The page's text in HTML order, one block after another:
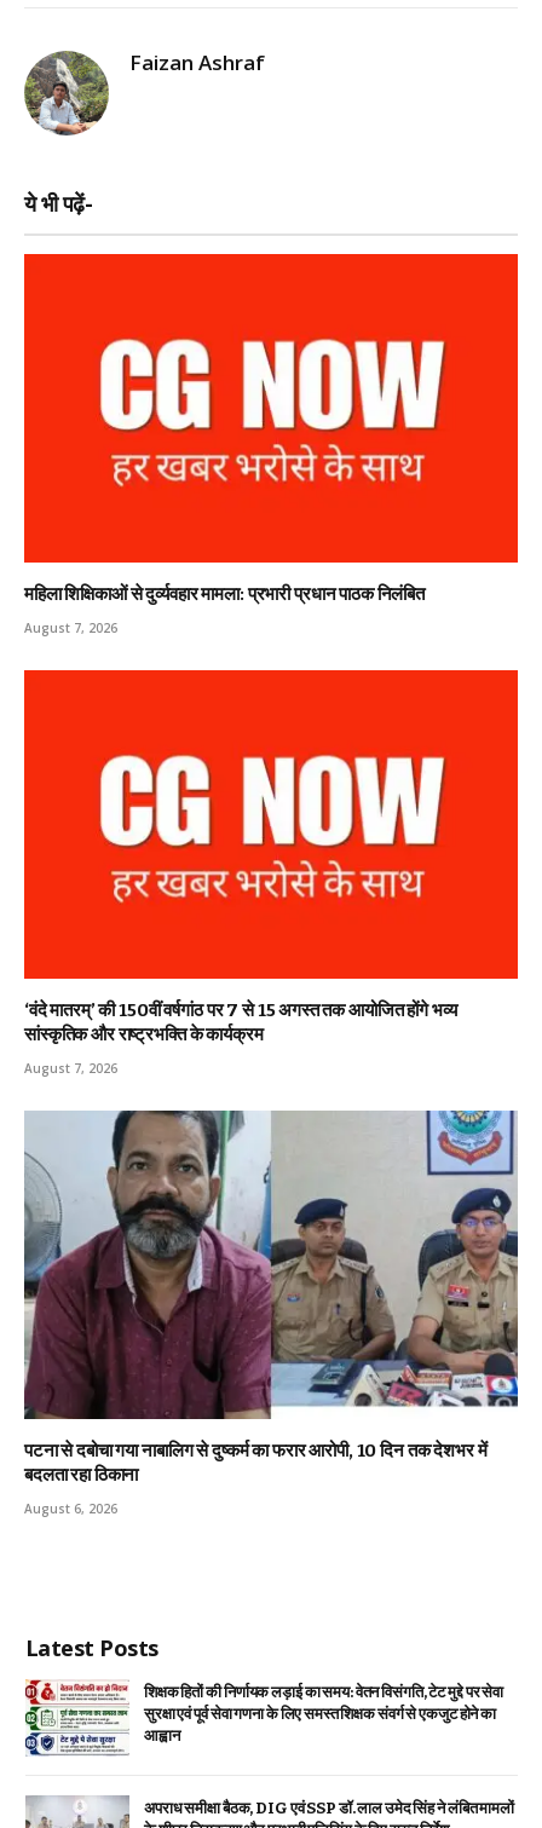
Faizan Ashraf
ये भी पढ़ें-
महिला शिक्षिकाओं से दुर्व्यवहार मामला: प्रभारी प्रधान पाठक निलंबित
August 7, 2026
‘वंदे मातरम्’ की 150वीं वर्षगांठ पर 7 से 15 अगस्त तक आयोजित होंगे भव्य
सांस्कृतिक और राष्ट्रभक्ति के कार्यक्रम
August 7, 2026
पटना से दबोचा गया नाबालिग से दुष्कर्म का फरार आरोपी, 10 दिन तक देशभर में
बदलता रहा ठिकाना
August 6, 2026
Latest Posts
शिक्षक हितों की निर्णायक लड़ाई का समय: वेतन विसंगति, टेट मुद्दे पर सेवा
सुरक्षा एवं पूर्व सेवा गणना के लिए समस्त शिक्षक संवर्ग से एकजुट होने का
आह्वान
अपराध समीक्षा बैठक, DIG एवं SSP डॉ. लाल उमेद सिंह ने लंबित मामलों